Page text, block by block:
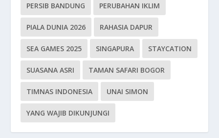
PERSIB BANDUNG PERUBAHAN IKLIM
PIALA DUNIA 2026 RAHASIA DAPUR
SEA GAMES 2025 SINGAPURA STAYCATION
SUASANA ASRI TAMAN SAFARI BOGOR
TIMNAS INDONESIA UNAI SIMON
YANG WAJIB DIKUNJUNGI